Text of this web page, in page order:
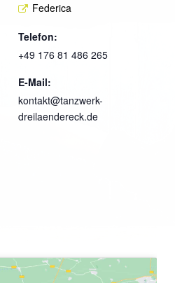
Federica
Telefon:
+49 176 81 486 265
E-Mail:
kontakt@tanzwerk-
dreilaendereck.de